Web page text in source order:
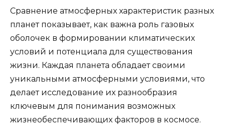
Сравнение атмосферных характеристик разных
планет показывает, как важна роль газовых
оболочек в формировании климатических
условий и потенциала для существования
жизни. Каждая планета обладает своими
уникальными атмосферными условиями, что
делает исследование их разнообразия
ключевым для понимания возможных
жизнеобеспечивающих факторов в космосе.